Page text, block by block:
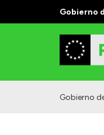
Gobierno
Gobierno